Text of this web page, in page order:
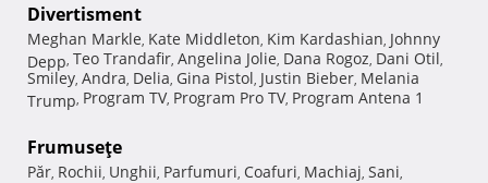
Divertisment
Meghan Markle, Kate Middleton, Kim Kardashian, Johnny
Depp, Teo Trandafir, Angelina Jolie, Dana Rogoz, Dani Otil,
Smiley, Andra, Delia, Gina Pistol, Justin Bieber, Melania
Trump, Program TV, Program Pro TV, Program Antena 1
Frumuseţe
Păr, Rochii, Unghii, Parfumuri, Coafuri, Machiaj, Sani,